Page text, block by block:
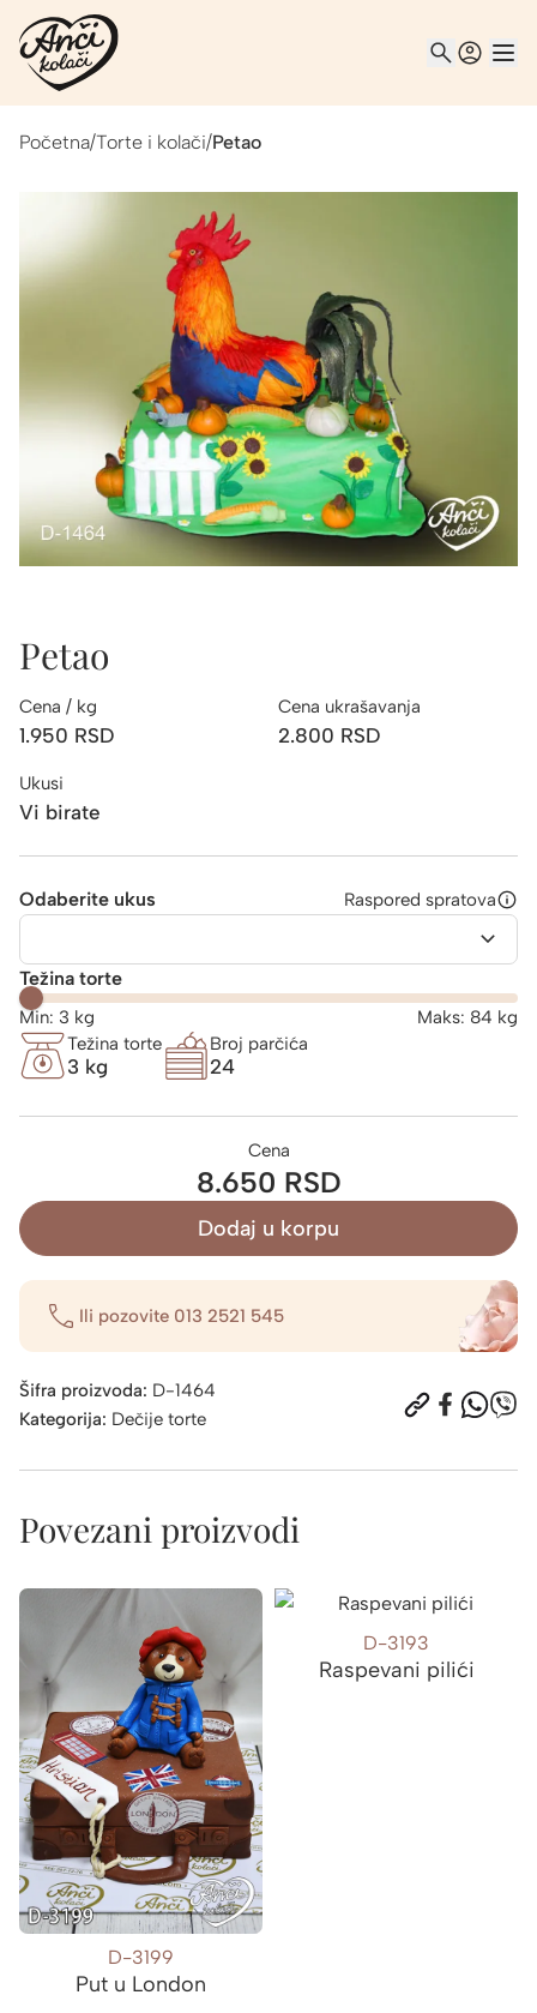
Početna/Torte i kolači/Petao
Petao
Cena / kg
1.950 RSD
Cena ukrašavanja
2.800 RSD
Ukusi
Vi birate
Odaberite ukus Raspored spratova
Težina torte
Min: 3 kg Maks: 84 kg
Težina torte
3 kg
Broj parčića
24
Cena
8.650 RSD
Dodaj u korpu
Ili pozovite 013 2521 545
Šifra proizvoda: D-1464
Kategorija: Dečije torte
Povezani proizvodi
D-3199
Put u London
D-3193
Raspevani pilići